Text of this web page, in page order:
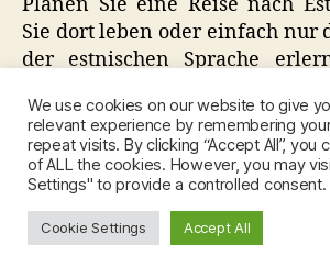
Planen Sie eine Reise nach
Sie dort leben oder einfach nur
der estnischen Sprache
Hier stellen wir die
Wörter zum Thema “Der
vor. Hier ist eine Liste mit
Wörtern in Deutsch und auf
Liste der Wörter
We use cookies on our website to give
relevant experience by remembering
repeat visits. By clicking “Accept All”, you
of ALL the cookies. However, you may
Settings" to provide a controlled consent.
Cookie Settings Accept All